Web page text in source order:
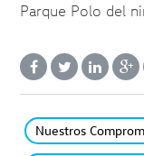
Parque Polo del
Nuestros